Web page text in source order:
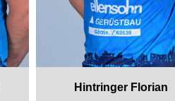
Hintringer Florian